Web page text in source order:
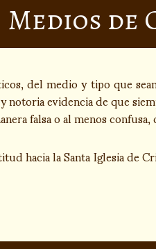
Medios de
del medio y tipo que
evidencia de que
falsa o al menos
hacia la Santa Iglesia